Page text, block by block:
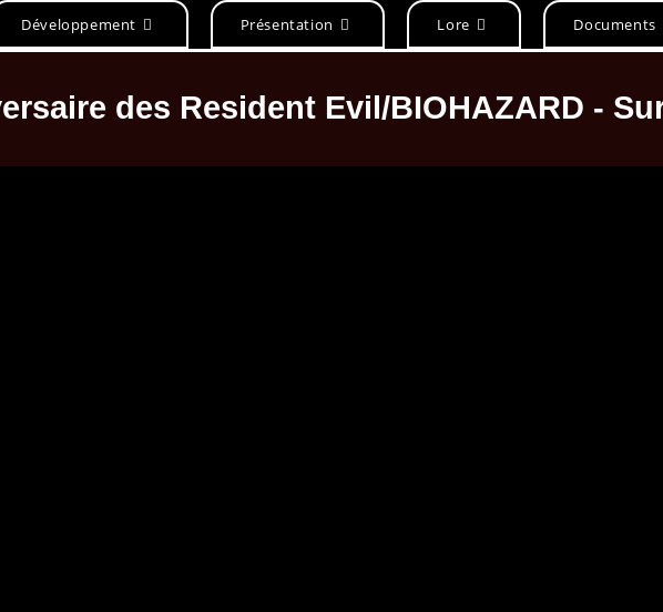
Développement Présentation Lore Documents
des Resident Evil/BIOHAZARD -